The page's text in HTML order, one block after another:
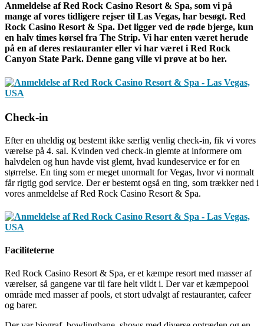
Anmeldelse af Red Rock Casino Resort & Spa‏, som vi på
mange af vores tidligere rejser til Las Vegas, har besøgt. Red
Rock Casino Resort & Spa. Det ligger ved de røde bjerge, kun
en halv times kørsel fra The Strip. Vi har enten været herude
på en af deres restauranter eller vi har været i Red Rock
Canyon State Park. Denne gang ville vi prøve at bo her.
Check-in
Efter en uheldig og bestemt ikke særlig venlig check-in, fik vi vores
værelse på 4. sal. Kvinden ved check-in glemte at informere om
halvdelen og hun havde vist glemt, hvad kundeservice er for en
størrelse. En ting som er meget unormalt for Vegas, hvor vi normalt
får rigtig god service. Der er bestemt også en ting, som trækker ned i
vores anmeldelse af Red Rock Casino Resort & Spa.
Faciliteterne
Red Rock Casino Resort & Spa,‏ er et kæmpe resort med masser af
værelser, så gangene var til fare helt vildt i. Der var et kæmpepool
område med masser af pools, et stort udvalgt af restauranter, cafeer
og barer.